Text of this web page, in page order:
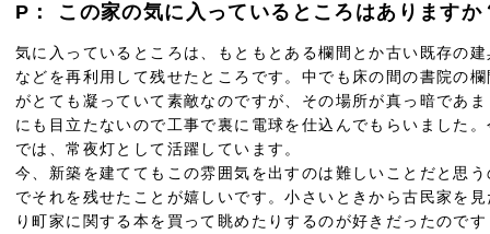
P： この家の気に入っているところはありますか
気に入っているところは、もともとある欄間とか古い既存の建
などを再利用して残せたところです。中でも床の間の書院の欄
がとても凝っていて素敵なのですが、その場所が真っ暗であま
にも目立たないので工事で裏に電球を仕込んでもらいました。
では、常夜灯として活躍しています。
今、新築を建ててもこの雰囲気を出すのは難しいことだと思う
でそれを残せたことが嬉しいです。小さいときから古民家を見
り町家に関する本を買って眺めたりするのが好きだったのです